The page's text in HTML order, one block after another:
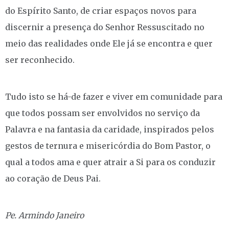
do Espírito Santo, de criar espaços novos para
discernir a presença do Senhor Ressuscitado no
meio das realidades onde Ele já se encontra e quer
ser reconhecido.
Tudo isto se há-de fazer e viver em comunidade para
que todos possam ser envolvidos no serviço da
Palavra e na fantasia da caridade, inspirados pelos
gestos de ternura e misericórdia do Bom Pastor, o
qual a todos ama e quer atrair a Si para os conduzir
ao coração de Deus Pai.
Pe. Armindo Janeiro